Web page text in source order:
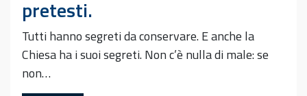
pretesti.
Tutti hanno segreti da conservare. E anche la
Chiesa ha i suoi segreti. Non c’è nulla di male: se
non…